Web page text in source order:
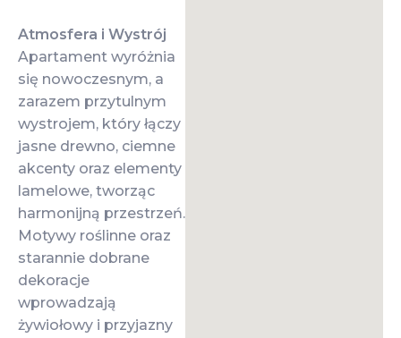
Atmosfera i Wystrój
Apartament wyróżnia
się nowoczesnym, a
zarazem przytulnym
wystrojem, który łączy
jasne drewno, ciemne
akcenty oraz elementy
lamelowe, tworząc
harmonijną przestrzeń.
Motywy roślinne oraz
starannie dobrane
dekoracje
wprowadzają
żywiołowy i przyjazny